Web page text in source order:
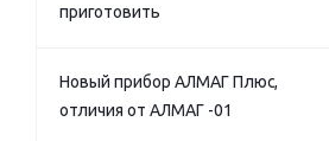
приготовить
Новый прибор АЛМАГ Плюс,
отличия от АЛМАГ -01